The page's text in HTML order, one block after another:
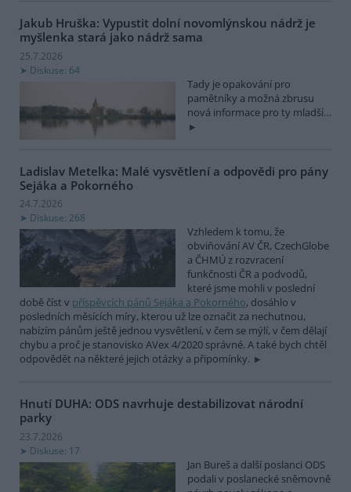
Jakub Hruška: Vypustit dolní novomlýnskou nádrž je
myšlenka stará jako nádrž sama
25.7.2026
Diskuse: 64
Tady je opakování pro
pamětníky a možná zbrusu
nová informace pro ty mladší…
Ladislav Metelka: Malé vysvětlení a odpovědi pro pány
Sejáka a Pokorného
24.7.2026
Diskuse: 268
Vzhledem k tomu, že
obviňování AV ČR, CzechGlobe
a ČHMÚ z rozvracení
funkčnosti ČR a podvodů,
které jsme mohli v poslední
době číst v příspěvcích pánů Sejáka a Pokorného, dosáhlo v
posledních měsících míry, kterou už lze označit za nechutnou,
nabízím pánům ještě jednou vysvětlení, v čem se mýlí, v čem dělají
chybu a proč je stanovisko AVex 4/2020 správné. A také bych chtěl
odpovědět na některé jejich otázky a připomínky.
Hnutí DUHA: ODS navrhuje destabilizovat národní
parky
23.7.2026
Diskuse: 17
Jan Bureš a další poslanci ODS
podali v poslanecké sněmovně